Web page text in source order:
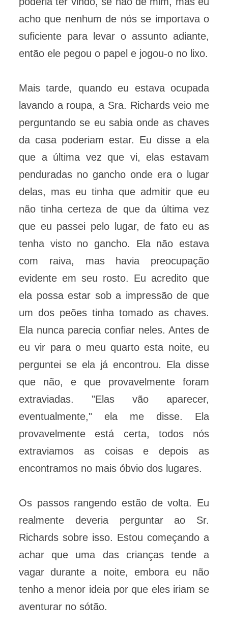
acho que nenhum de nós se importava o
suficiente para levar o assunto adiante,
então ele pegou o papel e jogou-o no lixo.
Mais tarde, quando eu estava ocupada
lavando a roupa, a Sra. Richards veio me
perguntando se eu sabia onde as chaves
da casa poderiam estar. Eu disse a ela
que a última vez que vi, elas estavam
penduradas no gancho onde era o lugar
delas, mas eu tinha que admitir que eu
não tinha certeza de que da última vez
que eu passei pelo lugar, de fato eu as
tenha visto no gancho. Ela não estava
com raiva, mas havia preocupação
evidente em seu rosto. Eu acredito que
ela possa estar sob a impressão de que
um dos peões tinha tomado as chaves.
Ela nunca parecia confiar neles. Antes de
eu vir para o meu quarto esta noite, eu
perguntei se ela já encontrou. Ela disse
que não, e que provavelmente foram
extraviadas. "Elas vão aparecer,
eventualmente," ela me disse. Ela
provavelmente está certa, todos nós
extraviamos as coisas e depois as
encontramos no mais óbvio dos lugares.
Os passos rangendo estão de volta. Eu
realmente deveria perguntar ao Sr.
Richards sobre isso. Estou começando a
achar que uma das crianças tende a
vagar durante a noite, embora eu não
tenho a menor ideia por que eles iriam se
aventurar no sótão.